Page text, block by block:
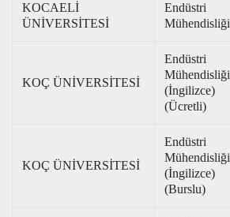
KOCAELİ
ÜNİVERSİTESİ
Endüstri
Mühendisliği
KOÇ ÜNİVERSİTESİ
Endüstri
Mühendisliği
(İngilizce)
(Ücretli)
KOÇ ÜNİVERSİTESİ
Endüstri
Mühendisliği
(İngilizce)
(Burslu)